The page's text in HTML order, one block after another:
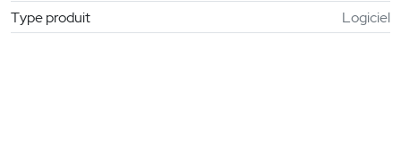
Type produit
Logiciel